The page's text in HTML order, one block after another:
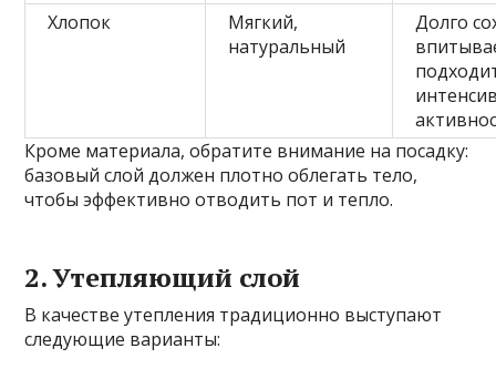
Хлопок
Мягкий,
натуральный
Долго
Кроме материала, обратите внимание на посадку:
базовый слой должен плотно облегать тело,
чтобы эффективно отводить пот и тепло.
2. Утепляющий слой
В качестве утепления традиционно выступают
следующие варианты: